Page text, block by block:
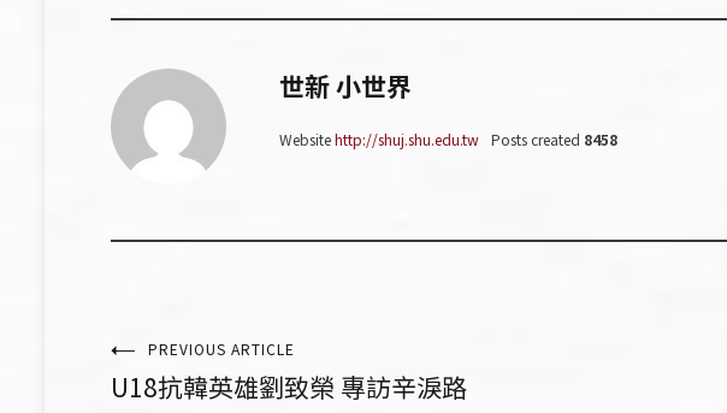
世新 小世界
Websitehttp://shuj.shu.edu.tw Posts created 8458
文PREVIOUS ARTICLE
U18抗韓英雄劉致榮 專訪辛淚路